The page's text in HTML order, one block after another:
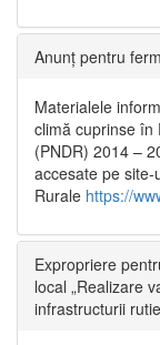
Anunț pentru
Materialele
climă cuprinse în
(PNDR) 2014 –
accesate pe
Rurale https://
Expropriere
local „Realizare
infrastructurii